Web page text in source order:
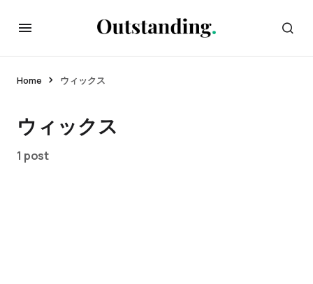
Home ウィックス
ウィックス
1 post